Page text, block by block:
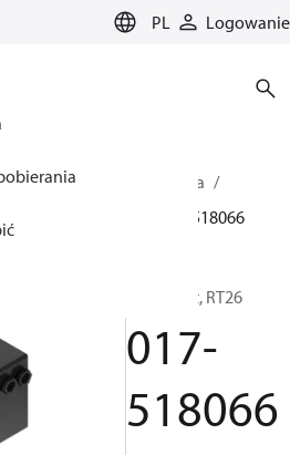
PL Logowanie
Solutions dla chłodnictwa
017-518066
Termostat, RT26
017-
518066